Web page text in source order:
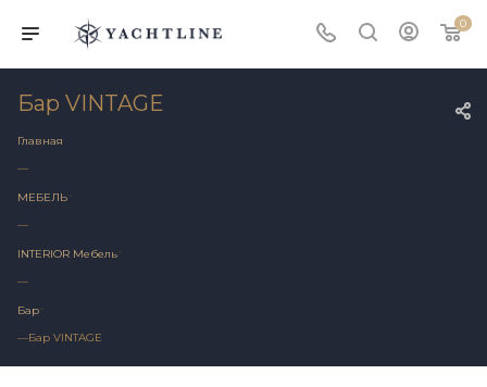
0
Бар VINTAGE
Главная
—
МЕБЕЛЬ
—
INTERIOR Мебель
—
Бар
—Бар VINTAGE